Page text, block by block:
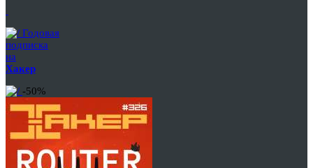
Годовая
подписка
на
Хакер
-50%